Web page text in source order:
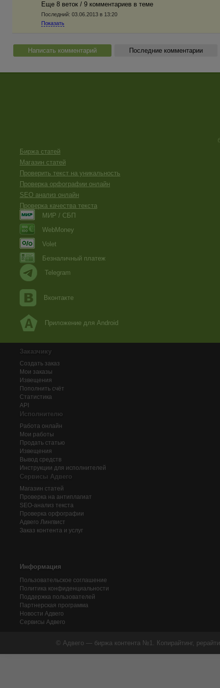
Еще 8 веток / 9 комментариев в темe
Последний: 03.06.2013 в 13:20
Показать
Написать комментарий Последние комментарии
Биржа статей
Магазин статей
Проверить текст на уникальность
Проверка орфографии онлайн
SEO анализ онлайн
Проверка качества текста
МИР / СБП
WebMoney
Volet
Безналичный платеж
Telegram
Вконтакте
Приложение для Android
Заказчику
Создать заказ
Мои заказы
Извещения
Пополнить счёт
Статистика
API
Исполнителю
Работа онлайн
Мои работы
Продать статью
Извещения
Вывод средств
Инструкции для исполнителей
Сервисы Адвего
Магазин статей
Проверка на антиплагиат
SEO-анализ текста
Проверка орфографии
Адвего Лингвист
Заказ контента и услуг
Информация
Пользовательское соглашение
Политика конфиденциальности
Поддержка пользователей
Партнерская программа
Новости Адвего
Сервисы Адвего
© Адвего — биржа контента №1. Копирайтинг,